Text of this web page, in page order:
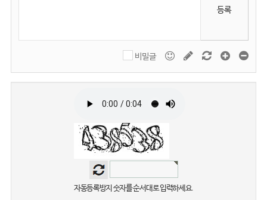
등록
비밀글
자동등록방지 숫자를 순서대로 입력하세요.